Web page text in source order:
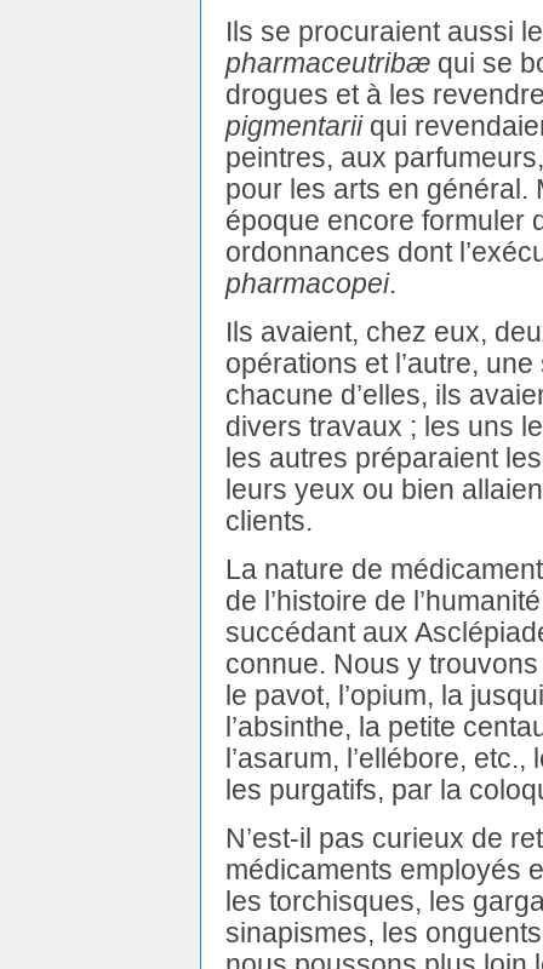
Ils se procuraient aussi
pharmaceutribæ qui se
drogues et à les
pigmentariiqui
peintres, aux
pour les arts en général.
époque encore formuler
ordonnances dont
pharmacopei.
Ils avaient, chez eux,
opérations et l’autre,
chacune d’elles, ils
divers travaux ; les uns
les autres préparaient
leurs yeux ou bien
clients.
La nature de
de l’histoire de
succédant aux
connue. Nous y
le pavot, l’opium, la
l’absinthe, la petite
l’asarum, l’ellébore,
les purgatifs, par la
N’est-il pas curieux de
médicaments employés
les torchisques, les
sinapismes, les